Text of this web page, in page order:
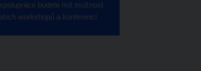
budete mít možnost
workshopů a konferencí